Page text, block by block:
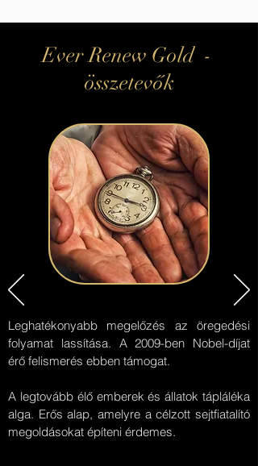
Ever Renew Gold -
összetevők
Leghatékonyabb megelőzés az öregedési
folyamat lassítása. A 2009-ben Nobel-díjat
érő felismerés ebben támogat.
A legtovább élő emberek és állatok tápláléka
alga. Erős alap, amelyre a célzott sejtfiatalító
megoldásokat építeni érdemes.